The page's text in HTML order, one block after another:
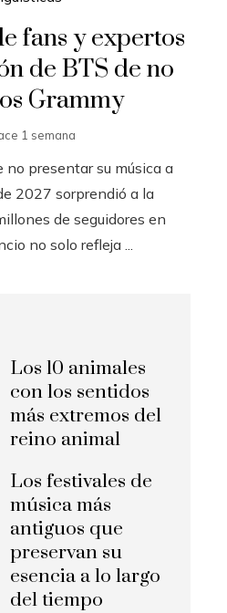
fans y expertos
de BTS de no
Grammy
1 semana
no presentar su música a
2027 sorprendió a la
de seguidores en
no solo refleja ...
Los 10 animales
con los sentidos
más extremos del
reino animal
Los festivales de
música más
antiguos que
preservan su
esencia a lo largo
del tiempo